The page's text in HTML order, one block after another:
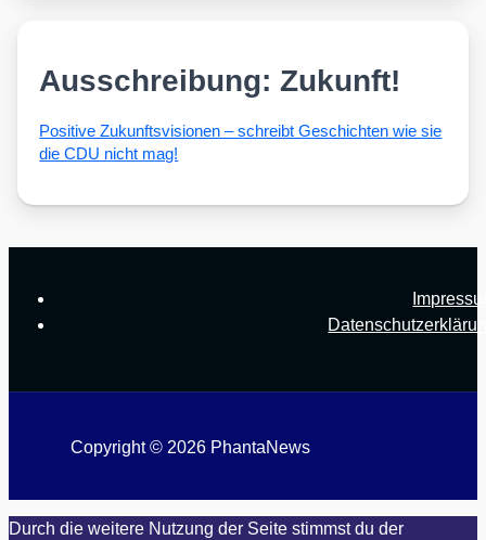
Ausschreibung: Zukunft!
Posi­ti­ve Zukunfts­vi­sio­nen – schreibt Geschich­ten wie sie
die CDU nicht mag!
Copyright © 2026 PhantaNews
Durch die weitere Nutzung der Seite stimmst du der